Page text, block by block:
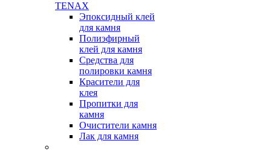
TENAX
Эпоксидный клей
для камня
Полиэфирный
клей для камня
Средства для
полировки камня
Красители для
клея
Пропитки для
камня
Очистители камня
Лак для камня